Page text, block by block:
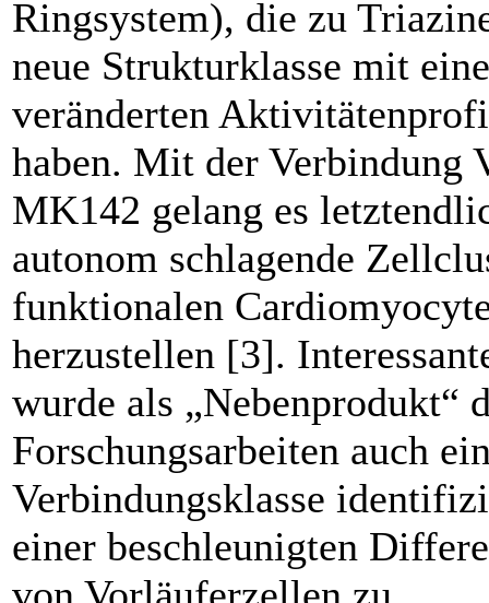
Ringsystem), die zu
neue Strukturklasse mit
veränderten
haben. Mit der Verbindung
MK142 gelang es
autonom schlagende
funktionalen
herzustellen [3].
wurde als „Nebenprodukt“
Forschungsarbeiten auch
Verbindungsklasse
einer beschleunigten